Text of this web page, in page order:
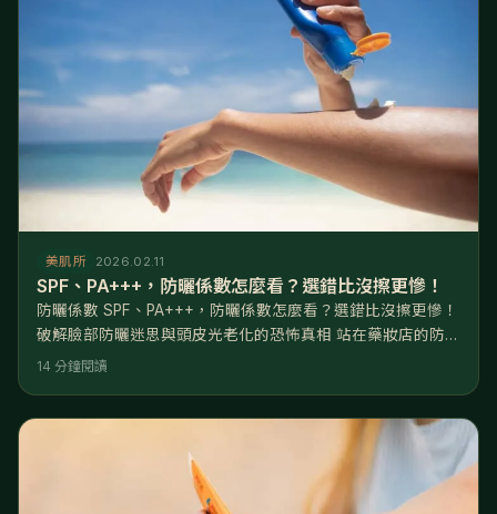
美肌所 2026.02.11
SPF、PA+++，防曬係數怎麼看？選錯比沒擦更慘！
防曬係數 SPF、PA+++，防曬係數怎麼看？選錯比沒擦更慘！
破解臉部防曬迷思與頭皮光老化的恐怖真相 站在藥妝店的防曬
專區，看著架上琳琅滿目的 SPF30、SPF50+、PA++++，妳
厚，下巴長滿了閉鎖性粉刺。更可怕的是，洗頭時發現排水孔
的落髮量暴增，頭頂分線處還紅腫脫皮！妳以為妳防護得很全
14 分鐘閱讀